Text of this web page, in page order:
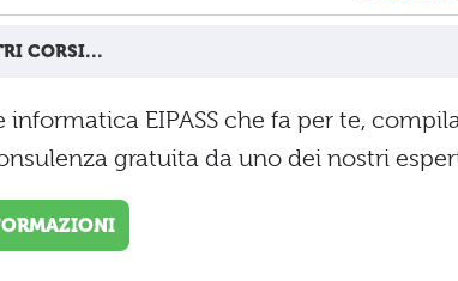
CORSI...
EIPASS che fa per te,
gratuita da uno dei nostri